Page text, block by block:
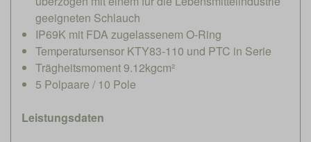
geeigneten Schlauch
IP69K mit FDA zugelassenem O-Ring
Temperatursensor KTY83-110 und PTC in Serie
Trägheitsmoment 9.12kgcm²
5 Polpaare / 10 Pole
Leistungsdaten